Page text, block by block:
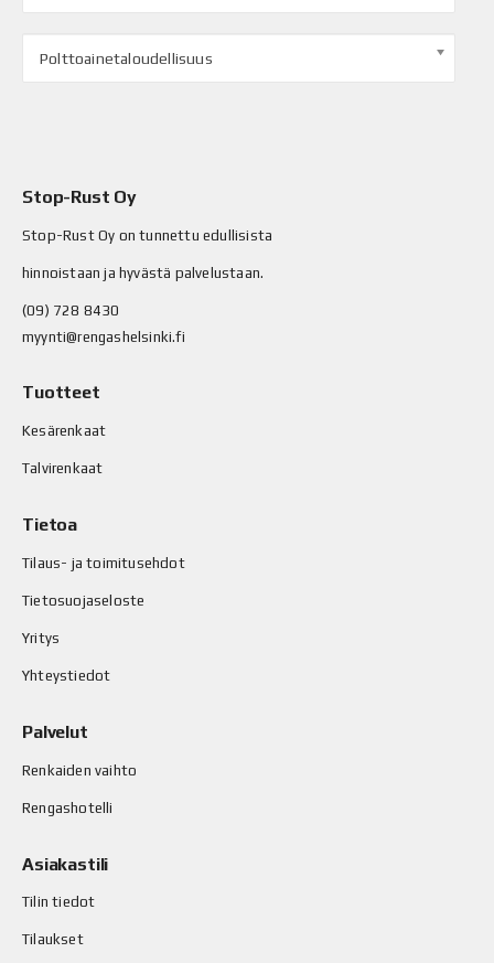
Polttoainetaloudellisuus
Stop-Rust Oy
Stop-Rust Oy on tunnettu edullisista
hinnoistaan ja hyvästä palvelustaan.
(09) 728 8430
myynti@rengashelsinki.fi
Tuotteet
Kesärenkaat
Talvirenkaat
Tietoa
Tilaus- ja toimitusehdot
Tietosuojaseloste
Yritys
Yhteystiedot
Palvelut
Renkaiden vaihto
Rengashotelli
Asiakastili
Tilin tiedot
Tilaukset